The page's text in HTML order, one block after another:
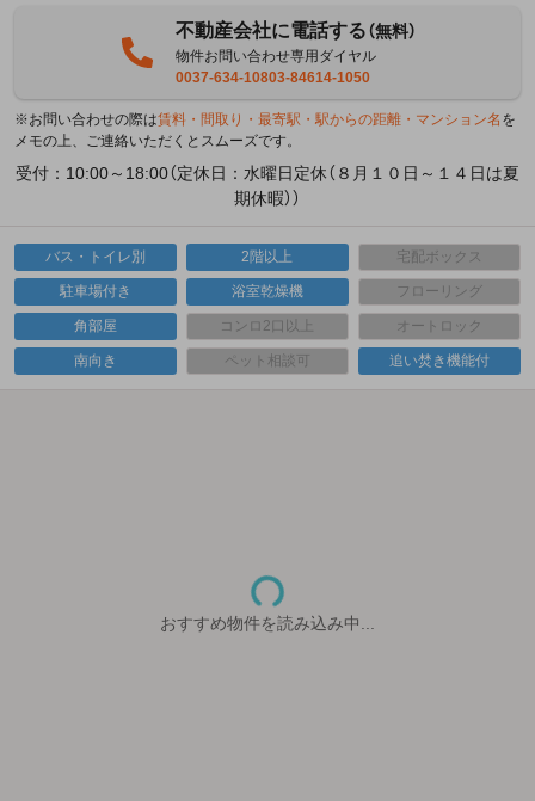
不動産会社に電話する（無料）
物件お問い合わせ専用ダイヤル
0037-634-10803-84614-1050
※お問い合わせの際は賃料・間取り・最寄駅・駅からの距離・マンション名 を
メモの上、ご連絡いただくとスムーズです。
受付：10:00～18:00（定休日：水曜日定休（８月１０日～１４日は夏
期休暇））
バス・トイレ別 2階以上 宅配ボックス
駐車場付き 浴室乾燥機 フローリング
角部屋 コンロ2口以上 オートロック
南向き ペット相談可 追い焚き機能付
おすすめ物件を読み込み中...